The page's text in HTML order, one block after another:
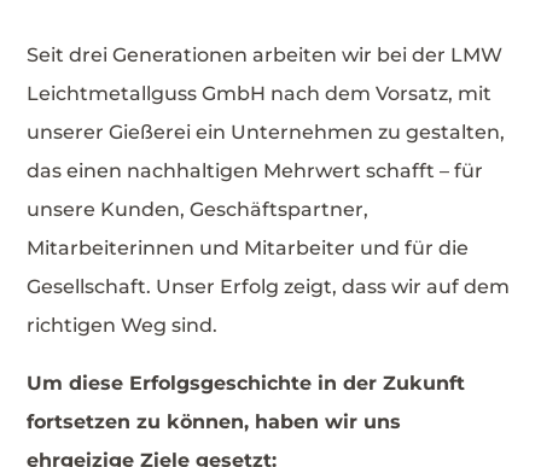
Seit drei Generationen arbeiten wir bei der LMW
Leichtmetallguss GmbH nach dem Vorsatz, mit
unserer Gießerei ein Unternehmen zu gestalten,
das einen nachhaltigen Mehrwert schafft – für
unsere Kunden, Geschäftspartner,
Mitarbeiterinnen und Mitarbeiter und für die
Gesellschaft. Unser Erfolg zeigt, dass wir auf dem
richtigen Weg sind.
Um diese Erfolgsgeschichte in der Zukunft
fortsetzen zu können, haben wir uns
ehrgeizige Ziele gesetzt: